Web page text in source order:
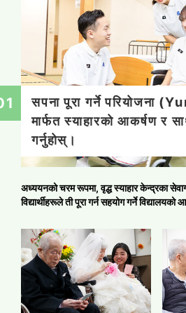
सपना पूरा गर्ने परियोजना
मार्फत स्याहारको आकर्षण र
गर्नुहोस्।
अध्ययनको चरम रूपमा, वृद्ध स्याहार केन्द्रका
विद्यार्थीहरूले ती पूरा गर्न सहयोग गर्ने विद्यालयको